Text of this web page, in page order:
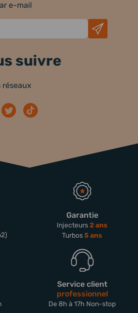
e-mail
suivre
réseaux
Garantie
Injecteurs2 ans
Turbos5 ans
Service client
professionnel
De 8h à 17h Non-stop